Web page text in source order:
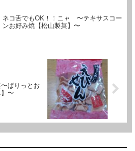
ネコ舌でもOK！！ニャ 〜テキサスコー
ンお好み焼【松山製菓】〜
ぱりっとお
〜